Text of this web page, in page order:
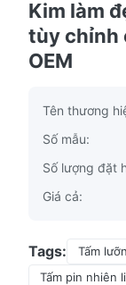
Kim làm
tùy chỉnh
OEM
Tên thương
Số mẫu:
Số lượng đặt
Giá cả:
Tags:
Tấm
Tấm pin nhiên